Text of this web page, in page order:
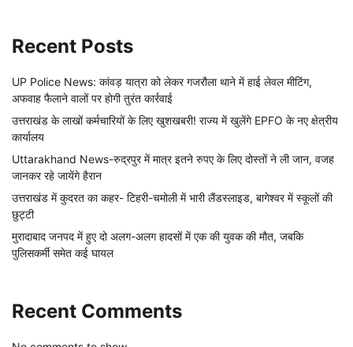
Recent Posts
UP Police News: कांवड़ यात्रा को लेकर गजरौला थाने में हाई लेवल मीटिंग,
अफवाह फैलाने वालों पर होगी तुरंत कार्रवाई
उत्तराखंड के लाखों कर्मचारियों के लिए खुशखबरी! राज्य में खुलेंगे EPFO के नए क्षेत्रीय
कार्यालय
Uttarakhand News-रुद्रपुर में मात्र इतने रुपए के लिए दोस्तों ने ली जान, वजह
जानकर रहे जायेंगे हैरान
उत्तराखंड में कुदरत का कहर- टिहरी-चमोली में भारी लैंडस्लाइड, बागेश्वर में स्कूलों की
छुट्टी
मुरादाबाद जनपद में हुए दो अलग-अलग हादसों में एक की युवक की मौत, जबकि
पुलिसकर्मी समेत कई घायल
Recent Comments